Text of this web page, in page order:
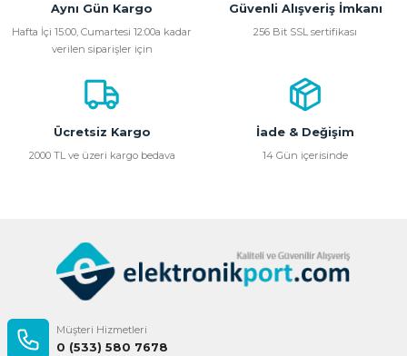
Ürün açıklamasında eksik bilgiler bulunuyor.
Ürün bilgilerinde hatalar bulunuyor.
Ürün fiyatı diğer sitelerden daha pahalı.
Bu ürüne benzer farklı alternatifler olmalı.
Aynı Gün Kargo
Hafta İçi 15:00, Cumartesi 12:00a kadar
verilen siparişler için
Güvenli Alışveriş İmkanı
256 Bit SSL sertifikası
Ücretsiz Kargo
2000 TL ve üzeri kargo bedava
İade & Değişim
14 Gün içerisinde
Müşteri Hizmetleri
0 (533) 580 7678